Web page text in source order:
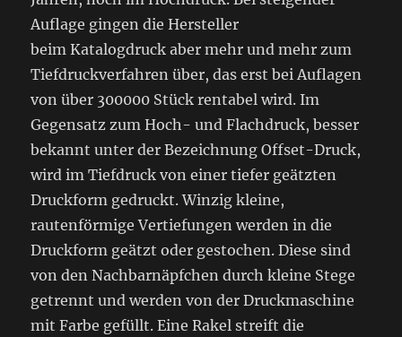
Auflage gingen die Hersteller
beim Katalogdruck aber mehr und mehr zum
Tiefdruckverfahren über, das erst bei Auflagen
von über 300000 Stück rentabel wird. Im
Gegensatz zum Hoch- und Flachdruck, besser
bekannt unter der Bezeichnung Offset-Druck,
wird im Tiefdruck von einer tiefer geätzten
Druckform gedruckt. Winzig kleine,
rautenförmige Vertiefungen werden in die
Druckform geätzt oder gestochen. Diese sind
von den Nachbarnäpfchen durch kleine Stege
getrennt und werden von der Druckmaschine
mit Farbe gefüllt. Eine Rakel streift die